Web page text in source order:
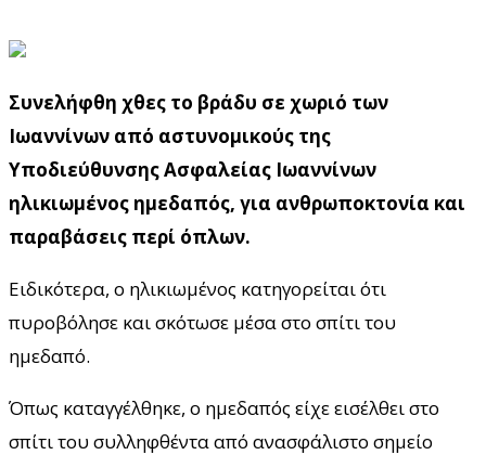
Συνελήφθη χθες το βράδυ σε χωριό των
Ιωαννίνων από αστυνομικούς της
Υποδιεύθυνσης Ασφαλείας Ιωαννίνων
ηλικιωμένος ημεδαπός, για ανθρωποκτονία και
παραβάσεις περί όπλων.
Ειδικότερα, ο ηλικιωμένος κατηγορείται ότι
πυροβόλησε και σκότωσε μέσα στο σπίτι του
ημεδαπό.
Όπως καταγγέλθηκε, ο ημεδαπός είχε εισέλθει στο
σπίτι του συλληφθέντα από ανασφάλιστο σημείο